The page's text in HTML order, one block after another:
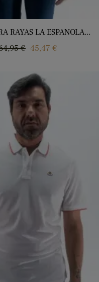
RAYAS LA ESPANOLA...
€ Precio
45,47 €